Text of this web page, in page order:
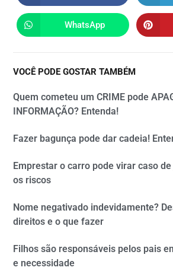
WhatsApp
VOCÊ PODE GOSTAR TAMBÉM
Quem cometeu um CRIME pode
INFORMAÇÃO? Entenda!
Fazer bagunça pode dar cadeia!
Emprestar o carro pode virar caso
os riscos
Nome negativado indevidamente?
direitos e o que fazer
Filhos são responsáveis pelos pais
e necessidade